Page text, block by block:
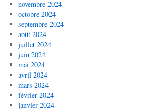
novembre 2024
octobre 2024
septembre 2024
août 2024
juillet 2024
juin 2024
mai 2024
avril 2024
mars 2024
février 2024
janvier 2024